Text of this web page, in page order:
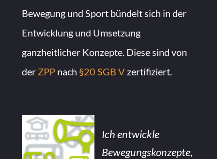
Bewegung und Sport bündelt sich in der
Entwicklung und Umsetzung
ganzheitlicher Konzepte. Diese sind von
der ZPPnach §20 SGB Vzertifiziert.
Ich entwickle
Bewegungskonzepte,